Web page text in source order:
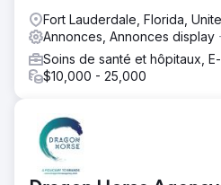
Fort Lauderdale, Florida,
Annonces, Annonces display
Soins de santé et hôpitaux,
$10,000 - 25,000